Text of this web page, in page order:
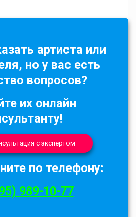
артиста или
но у вас есть
вопросов?
их онлайн
с экспертом
по телефону:
989-10-77